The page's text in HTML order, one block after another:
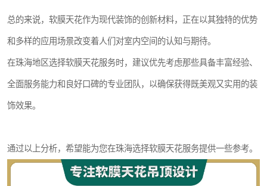
总的来说，软膜天花作为现代装饰的创新材料，正在以其独特的优势
和多样的应用场景改变着人们对室内空间的认知与期待。
在珠海地区选择软膜天花服务时，建议优先考虑那些具备丰富经验、
全面服务能力和良好口碑的专业团队，以确保获得既美观又实用的装
饰效果。
通过以上分析，希望能为您在珠海选择软膜天花服务提供一些参考。